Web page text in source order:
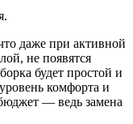
даже при активной
не появятся
будет простой и
комфорта и
— ведь замена